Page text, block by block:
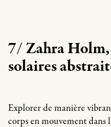
7/ Zahra Holm,
solaires
Explorer de manière
corps en mouvement dans